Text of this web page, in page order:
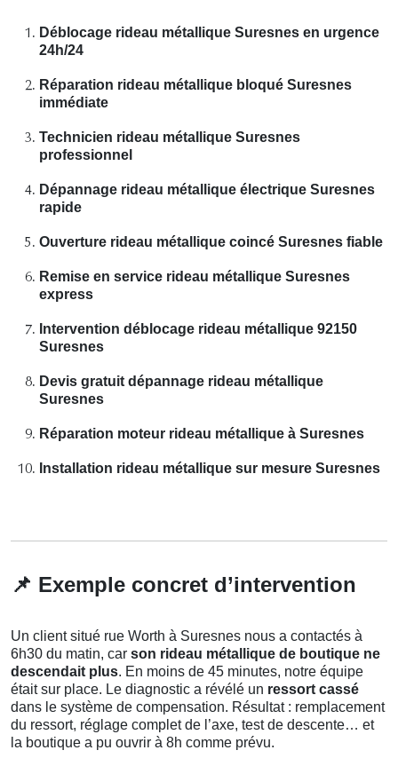
Déblocage rideau métallique Suresnes en urgence
24h/24
Réparation rideau métallique bloqué Suresnes
immédiate
Technicien rideau métallique Suresnes
professionnel
Dépannage rideau métallique électrique Suresnes
rapide
Ouverture rideau métallique coincé Suresnes fiable
Remise en service rideau métallique Suresnes
express
Intervention déblocage rideau métallique 92150
Suresnes
Devis gratuit dépannage rideau métallique
Suresnes
Réparation moteur rideau métallique à Suresnes
Installation rideau métallique sur mesure Suresnes
📌 Exemple concret d’intervention
Un client situé rue Worth à Suresnes nous a contactés à
6h30 du matin, car son rideau métallique de boutique ne
descendait plus. En moins de 45 minutes, notre équipe
était sur place. Le diagnostic a révélé un ressort cassé
dans le système de compensation. Résultat : remplacement
du ressort, réglage complet de l’axe, test de descente… et
la boutique a pu ouvrir à 8h comme prévu.